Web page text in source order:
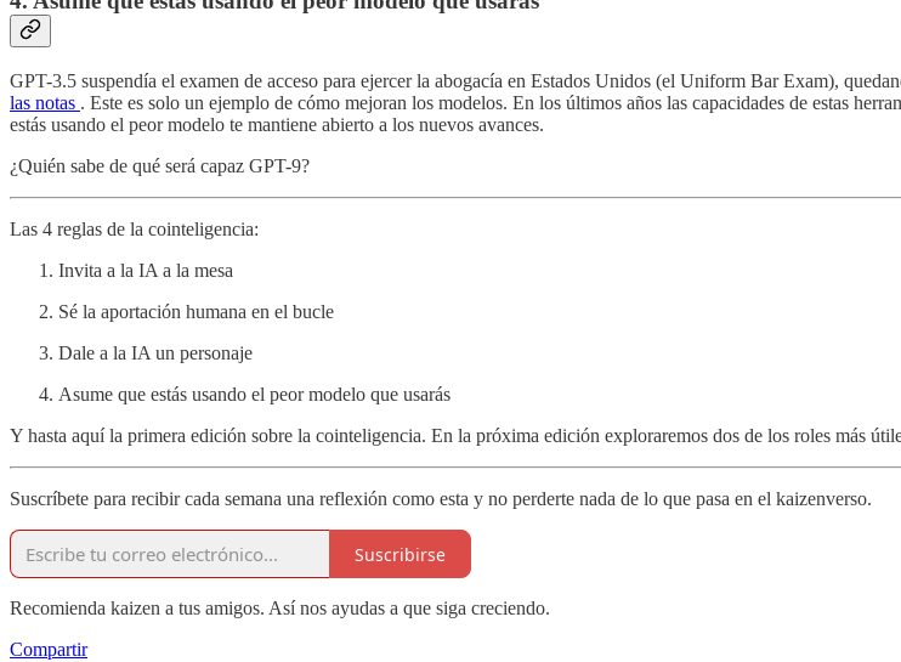
GPT-3.5 suspendía el examen de acceso para ejercer la abogacía en Estados Unidos (el Uniform Bar Exam),
las notas . Este es solo un ejemplo de cómo mejoran los modelos. En los últimos años las capacidades de estas
estás usando el peor modelo te mantiene abierto a los nuevos avances.
¿Quién sabe de qué será capaz GPT-9?
Las 4 reglas de la cointeligencia:
Invita a la IA a la mesa
Sé la aportación humana en el bucle
Dale a la IA un personaje
Asume que estás usando el peor modelo que usarás
Y hasta aquí la primera edición sobre la cointeligencia. En la próxima edición exploraremos dos de los roles más
Suscríbete para recibir cada semana una reflexión como esta y no perderte nada de lo que pasa en el kaizenverso.
Suscribirse
Recomienda kaizen a tus amigos. Así nos ayudas a que siga creciendo.
Compartir